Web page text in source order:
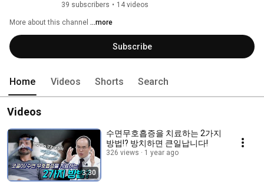
39 subscribers • 14 videos
More about this channel ...more
Subscribe
Home Videos Shorts Search
Videos
3:30
수면무호흡증을 치료하는 2가지
방법!? 방치하면 큰일납니다!
326 views 1 year ago